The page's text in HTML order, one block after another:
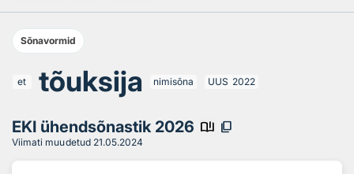
Sõnavormid
et tõuksija nimisõna UUS 2022
EKI ühendsõnastik 2026 book_ribbon content_copy
Viimati muudetud 21.05.2024